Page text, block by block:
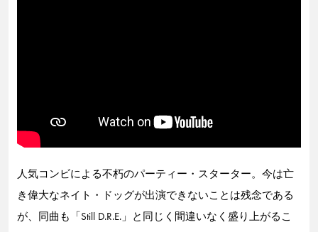
人気コンビによる不朽のパーティー・スターター。今は亡
き偉大なネイト・ドッグが出演できないことは残念である
が、同曲も「Still D.R.E.」と同じく間違いなく盛り上がるこ